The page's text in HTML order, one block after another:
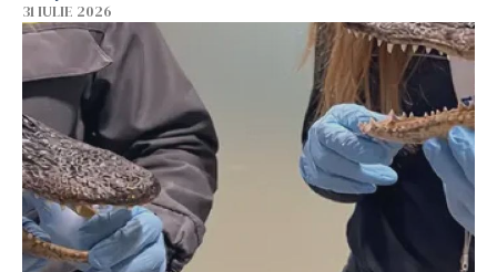
31 IULIE 2026